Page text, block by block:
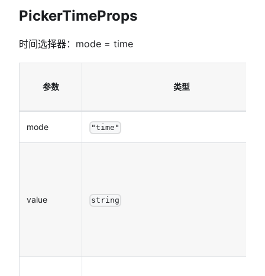
PickerTimeProps
时间选择器：mode = time
参数 类型
mode "time"
value string